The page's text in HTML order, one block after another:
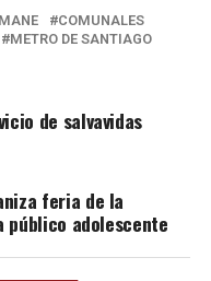
COMUNALES
METRO DE SANTIAGO
de salvavidas
feria de la
adolescente